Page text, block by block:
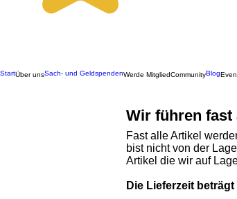
StartÜber unsSach- und GeldspendenWerde MitgliedCommunityBlog
Wir führen
Fast alle Artikel
bist nicht von der
Artikel die wir auf
Die Lieferzeit